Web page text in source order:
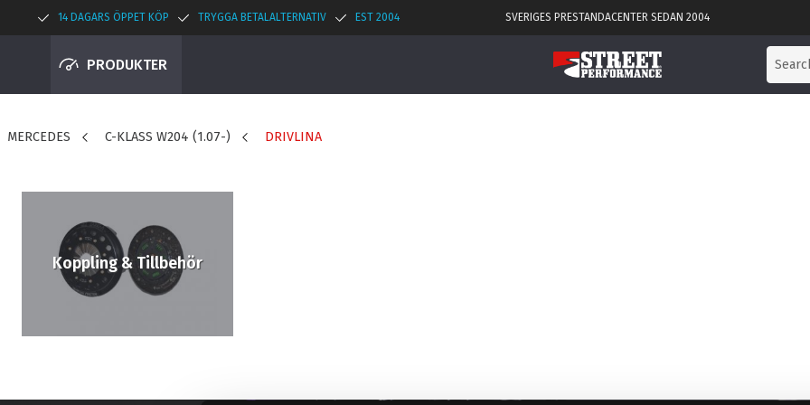
14 DAGARS ÖPPET KÖP TRYGGA BETALALTERNATIV EST 2004 SVERIGES PRESTANDACENTER SEDAN 2004
PRODUKTER
MERCEDES C-KLASS W204 (1.07-) DRIVLINA
Koppling & Tillbehör